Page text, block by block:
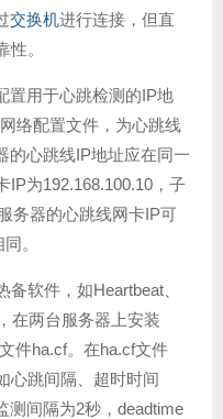
交换机进行连接，但直
。
置用于心跳检测的IP地
络配置文件，为心跳线
的心跳线IP地址应在同一
IP为192.168.100.10，子
务器的心跳线网卡IP可
。
备软件，如Heartbeat、
在两台服务器上安装
件ha.cf。在ha.cf文件
心跳间隔、超时时间
测间隔为2秒，deadtime